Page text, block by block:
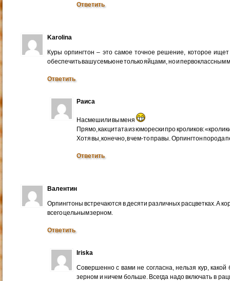
Ответить
Karolina
Куры орпингтон – это самое точное решение, которое
обеспечить вашу семью не только яйцами, но и первоклассным
Ответить
Раиса
Насмешили вы меня
Прямо, как цитата из юморески про кроликов:
Хотя вы, конечно, в чем-то правы. Орпингтон порода
Ответить
Валентин
Орпингтоны встречаются в десяти различных расцветках. А
всего цельным зерном.
Ответить
Iriska
Совершенно с вами не согласна, нельзя кур,
зерном и ничем больше. Всегда надо включать в